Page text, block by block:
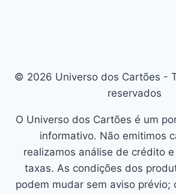
© 2026 Universo dos Cartões -
reservados
O Universo dos Cartões é um
informativo. Não emitimos
realizamos análise de crédito
taxas. As condições dos
podem mudar sem aviso prévio;